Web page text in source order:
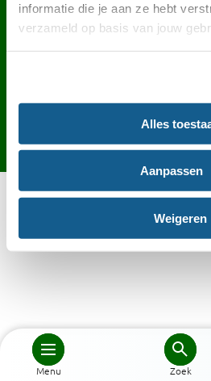
informatie die je aan ze hebt
verzameld op basis van jouw
Alles
Aanpassen
Weigeren
Menu Zoek
Contact English
Toegankelijkheid